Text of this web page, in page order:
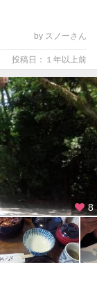
by スノーさん
投稿日：１年以上前
8